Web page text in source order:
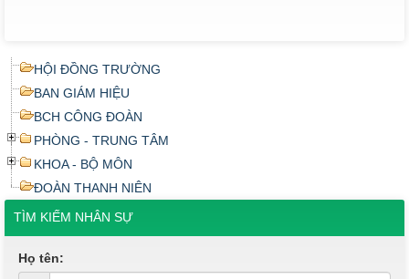
HỘI ĐỒNG TRƯỜNG
BAN GIÁM HIỆU
BCH CÔNG ĐOÀN
PHÒNG - TRUNG TÂM
KHOA - BỘ MÔN
ĐOÀN THANH NIÊN
TÌM KIẾM NHÂN SỰ
Họ tên: